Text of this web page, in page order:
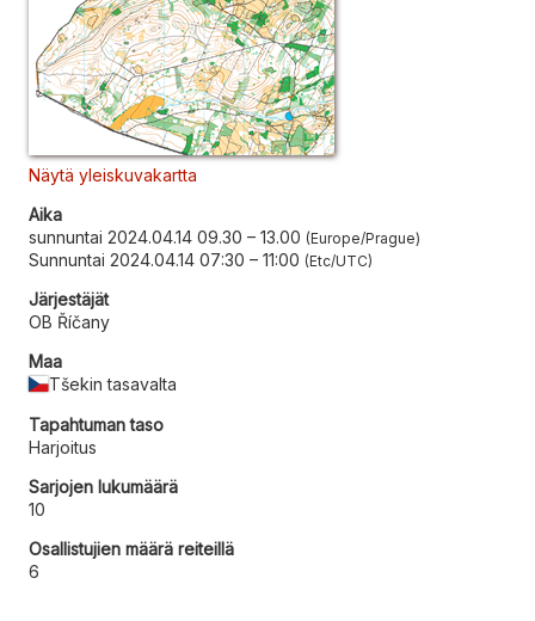
Näytä yleiskuvakartta
Aika
sunnuntai 2024.04.14 09.30 – 13.00 Europe/Prague
Sunnuntai 2024.04.14 07:30 – 11:00 Etc/UTC
Järjestäjät
OB Říčany
Maa
Tšekin tasavalta
Tapahtuman taso
Harjoitus
Sarjojen lukumäärä
10
Osallistujien määrä reiteillä
6